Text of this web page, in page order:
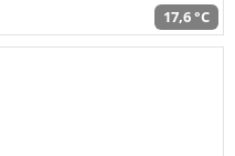
17,6 °C